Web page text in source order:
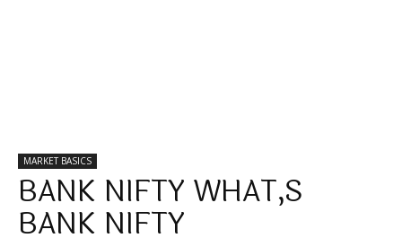
MARKET BASICS
BANK NIFTY WHAT,S
BANK NIFTY